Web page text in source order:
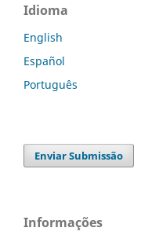
Idioma
English
Español
Português
Enviar Submissão
Informações